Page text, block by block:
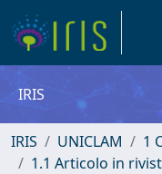
IRIS
IRIS UNICLAM
1
1.1 Articolo in